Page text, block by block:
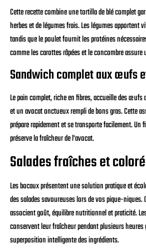
Cette recette combine une tortilla de blé complet
herbes et de légumes frais. Les légumes apportent
tandis que le poulet fournit les protéines
comme les carottes râpées et le concombre
Sandwich complet aux œufs
Le pain complet, riche en fibres, accueille des œufs
et un avocat onctueux rempli de bons gras. Cette
prépare rapidement et se transporte facilement. Un
préserve la fraîcheur de l'avocat.
Salades fraîches et
Les bocaux présentent une solution pratique et
des salades savoureuses lors de vos pique-niques.
associent goût, équilibre nutritionnel et praticité.
conservent leur fraîcheur pendant plusieurs heures
superposition intelligente des ingrédients.